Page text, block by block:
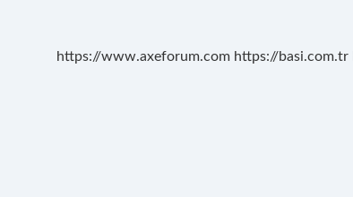
https://www.axeforum.com https://basi.com.tr